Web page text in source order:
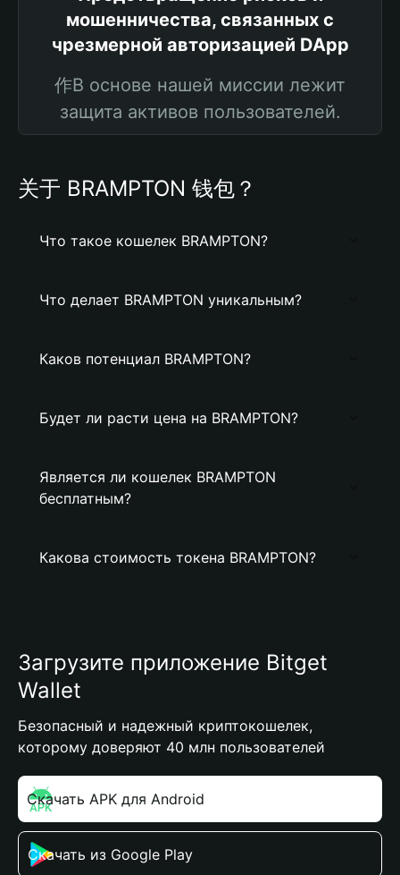
мошенничества, связанных с
чрезмерной авторизацией DApp
作В основе нашей миссии лежит
защита активов пользователей.
关于 BRAMPTON 钱包？
Что такое кошелек BRAMPTON?
Что делает BRAMPTON уникальным?
Каков потенциал BRAMPTON?
Будет ли расти цена на BRAMPTON?
Является ли кошелек BRAMPTON
бесплатным?
Какова стоимость токена BRAMPTON?
Загрузите приложение Bitget
Wallet
Безопасный и надежный криптокошелек,
которому доверяют 40 млн пользователей
Скачать APK для Android
Скачать из Google Play